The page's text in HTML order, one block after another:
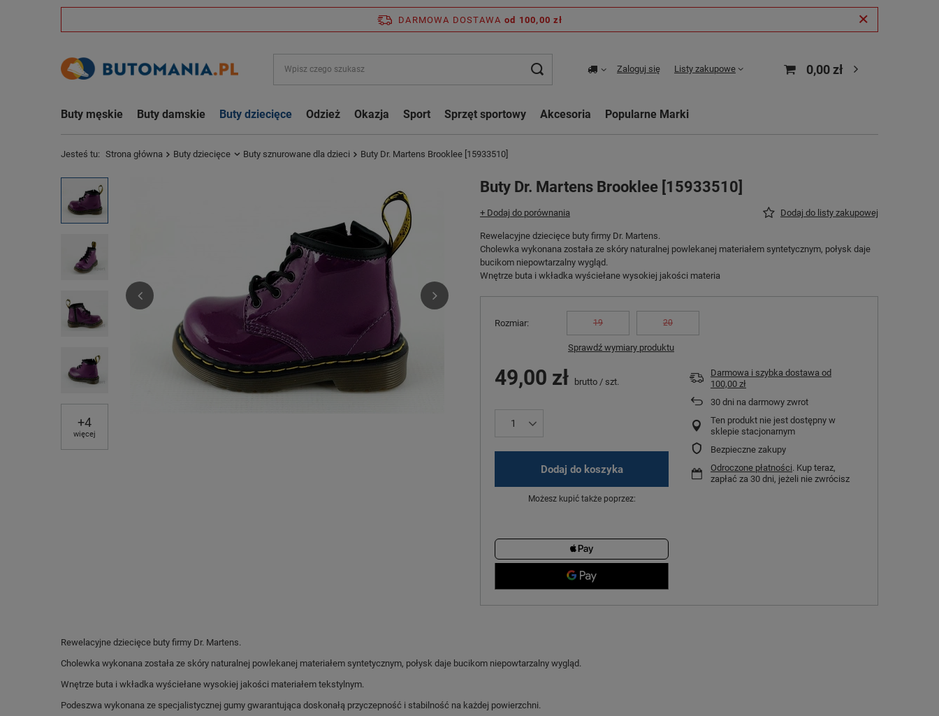
DARMOWA DOSTAWA od 100,00 zł
Zaloguj się Listy zakupowe 0,00 zł
Buty męskie Buty damskie Buty dziecięce Odzież Okazja Sport Sprzęt sportowy Akcesoria Popularne Marki
Jesteś tu: Strona główna Buty dziecięce Buty sznurowane dla dzieci Buty Dr. Martens Brooklee [15933510]
+4
więcej
Buty Dr. Martens Brooklee [15933510]
+ Dodaj do porównania Dodaj do listy zakupowej
Rewelacyjne dziecięce buty firmy Dr. Martens.
Cholewka wykonana została ze skóry naturalnej powlekanej materiałem syntetycznym, połysk daje
bucikom niepowtarzalny wygląd.
Wnętrze buta i wkładka wyściełane wysokiej jakości materia
Rozmiar 19 20
Sprawdź wymiary produktu
49,00 zł brutto / szt.
Dodaj do koszyka
Możesz kupić także poprzez:
Darmowa i szybka dostawa od
100,00 zł
30 dni na darmowy zwrot
Ten produkt nie jest dostępny w
sklepie stacjonarnym
Bezpieczne zakupy
Odroczone płatności. Kup teraz,
zapłać za 30 dni, jeżeli nie zwrócisz
Rewelacyjne dziecięce buty firmy Dr. Martens.
Cholewka wykonana została ze skóry naturalnej powlekanej materiałem syntetycznym, połysk daje bucikom niepowtarzalny wygląd.
Wnętrze buta i wkładka wyściełane wysokiej jakości materiałem tekstylnym.
Podeszwa wykonana ze specjalistycznej gumy gwarantująca doskonałą przyczepność i stabilność na każdej powierzchni.